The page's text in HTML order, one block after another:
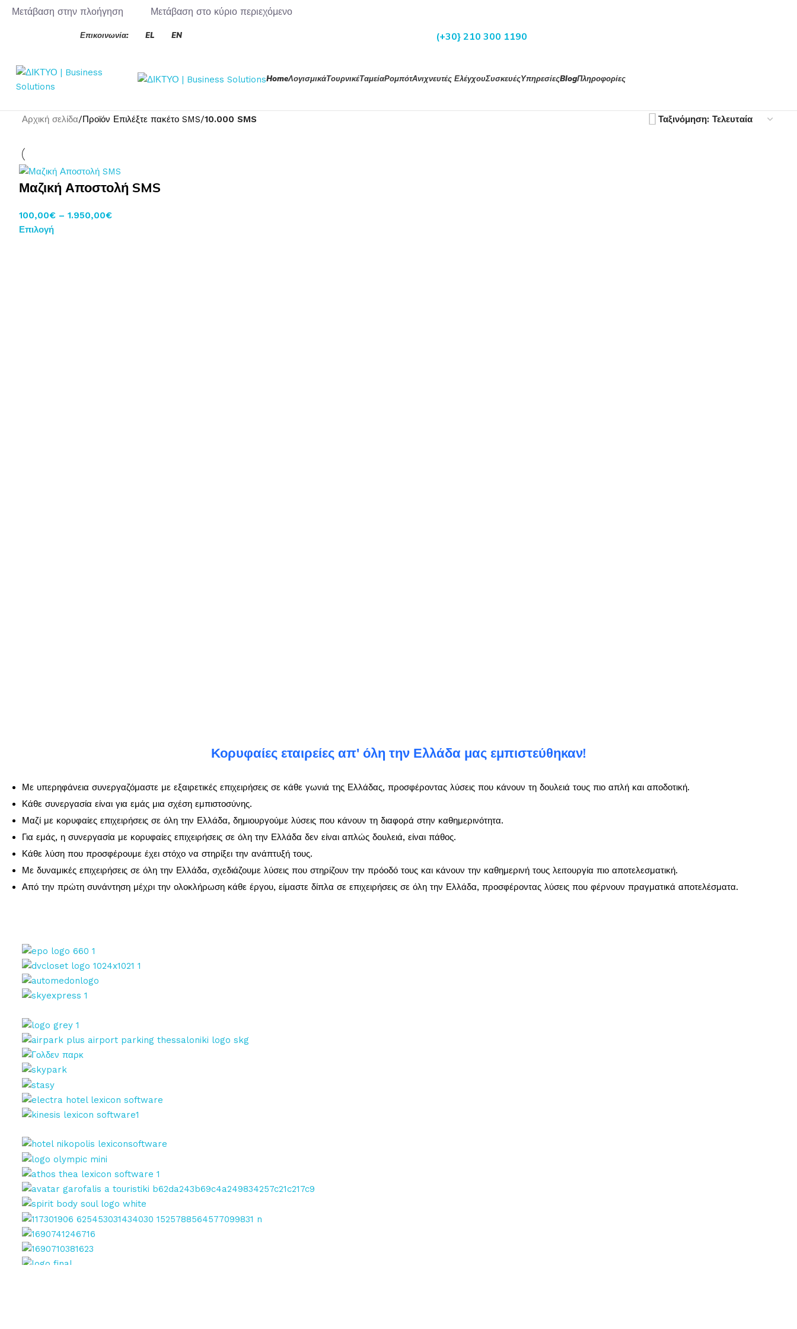
Μετάβαση στην πλοήγηση Μετάβαση στο κύριο περιεχόμενο
Επικοινωνία: EL EN (+30} 210 300 1190
HomeΛογισμικάΤουρνικέΤαμείαΡομπότΑνιχνευτές ΕλέγχουΣυσκευέςΥπηρεσίεςBlogΠληροφορίες
Αρχική σελίδα/Προϊόν Επιλέξτε πακέτο SMS/10.000 SMS
Μαζική Αποστολή SMS
100,00€ – 1.950,00€
Επιλογή
Κορυφαίες εταιρείες απ' όλη την Ελλάδα μας εμπιστεύθηκαν!
Με υπερηφάνεια συνεργαζόμαστε με εξαιρετικές επιχειρήσεις σε κάθε γωνιά της Ελλάδας, προσφέροντας λύσεις που κάνουν τη δουλειά τους πιο απλή και αποδοτική.
Κάθε συνεργασία είναι για εμάς μια σχέση εμπιστοσύνης.
Μαζί με κορυφαίες επιχειρήσεις σε όλη την Ελλάδα, δημιουργούμε λύσεις που κάνουν τη διαφορά στην καθημερινότητα.
Για εμάς, η συνεργασία με κορυφαίες επιχειρήσεις σε όλη την Ελλάδα δεν είναι απλώς δουλειά, είναι πάθος.
Κάθε λύση που προσφέρουμε έχει στόχο να στηρίξει την ανάπτυξή τους.
Με δυναμικές επιχειρήσεις σε όλη την Ελλάδα, σχεδιάζουμε λύσεις που στηρίζουν την πρόοδό τους και κάνουν την καθημερινή τους λειτουργία πιο αποτελεσματική.
Από την πρώτη συνάντηση μέχρι την ολοκλήρωση κάθε έργου, είμαστε δίπλα σε επιχειρήσεις σε όλη την Ελλάδα, προσφέροντας λύσεις που φέρνουν πραγματικά αποτελέσματα.